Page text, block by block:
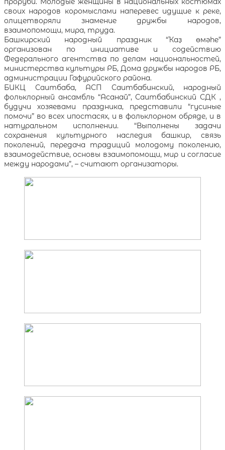
своих народов коромыслами наперевес идущие к реке,
олицетворяли знамение дружбы народов,
взаимопомощи, мира, труда.
Башкирский народный праздник “Ҡаҙ өмәһе”
организован по инициативе и содействию
Федерального агентства по делам национальностей,
министерства культуры РБ, Дома дружбы народов РБ,
администрации Гафурийского района.
БИКЦ Саитбаба, АСП Саитбабинский, народный
фольклорный ансамбль “Асанай”, Саитбабинский СДК ,
будучи хозяевами праздника, представили “гусиные
помочи” во всех ипостасях, и в фольклорном обряде, и в
натуральном исполнении. “Выполнены задачи
сохранения культурного наследия башкир, связь
поколений, передача традиций молодому поколению,
взаимодействие, основы взаимопомощи, мир и согласие
между народами”, – считают организаторы.